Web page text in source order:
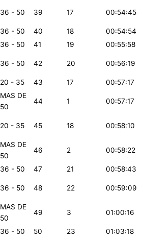
36 - 50 39 17 00:54:45
36 - 50 40 18
00:54:54
36 - 50 41 19 00:55:58
36 - 50 42 20 00:56:19
20 - 35 43 17 00:57:17
MAS DE
50
44 1 00:57:17
20 - 35 45 18 00:58:10
MAS DE
50
46 2 00:58:22
36 - 50 47 21 00:58:43
36 - 50 48 22 00:59:09
MAS DE
50
49 3 01:00:16
36 - 50 50 23 01:03:18